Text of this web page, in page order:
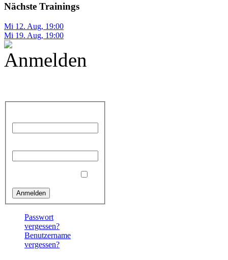
Nächste Trainings
Mi 12. Aug, 19:00
Mi 19. Aug, 19:00
Passwort
vergessen?
Benutzername
vergessen?